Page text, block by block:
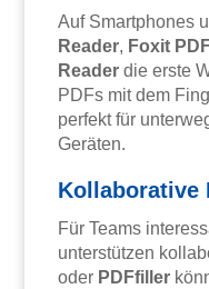
Auf Smartphones
Reader, Foxit
Reader die erste
PDFs mit dem
perfekt für
Geräten.
Kollaborative
Für Teams
unterstützen
oder PDFfiller